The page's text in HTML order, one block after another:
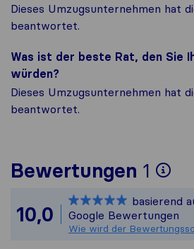
Dieses Umzugsunternehmen hat
beantwortet.
Was ist der beste Rat, den Sie
würden?
Dieses Umzugsunternehmen hat
beantwortet.
Bewertungen 1
10,0
basierend
Google Bewertungen
Wie wird der